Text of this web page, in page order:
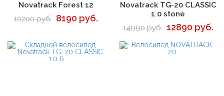
Novatrack Forest 12
10200 руб. 8190 руб.
Novatrack TG-20 CLASSIC
1.0 stone
14990 руб. 12890 руб.